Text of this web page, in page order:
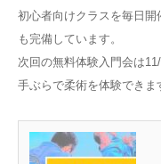
初心者向けクラスを毎日
も完備しています。
次回の無料体験入門会は
手ぶらで柔術を体験できま